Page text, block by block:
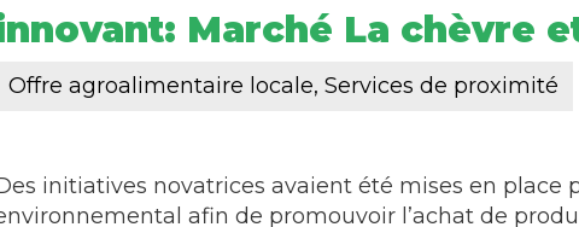
Marché La chèvre
Offre agroalimentaire locale, Services de proximité
initiatives novatrices avaient été mises en place
afin de promouvoir l’achat de